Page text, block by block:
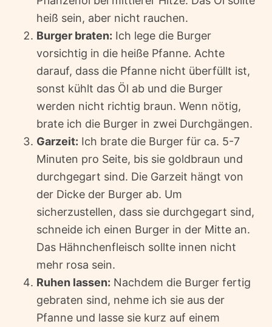
heiß sein, aber nicht rauchen.
Burger braten: Ich lege die Burger
vorsichtig in die heiße Pfanne. Achte
darauf, dass die Pfanne nicht überfüllt ist,
sonst kühlt das Öl ab und die Burger
werden nicht richtig braun. Wenn nötig,
brate ich die Burger in zwei Durchgängen.
Garzeit: Ich brate die Burger für ca. 5-7
Minuten pro Seite, bis sie goldbraun und
durchgegart sind. Die Garzeit hängt von
der Dicke der Burger ab. Um
sicherzustellen, dass sie durchgegart sind,
schneide ich einen Burger in der Mitte an.
Das Hähnchenfleisch sollte innen nicht
mehr rosa sein.
Ruhen lassen: Nachdem die Burger fertig
gebraten sind, nehme ich sie aus der
Pfanne und lasse sie kurz auf einem